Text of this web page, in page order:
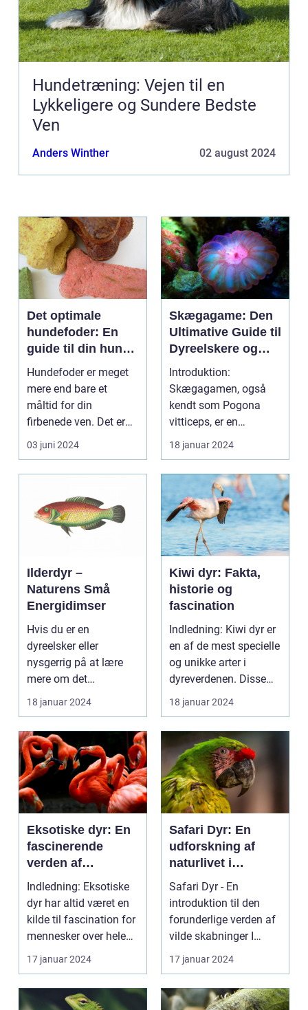
Hundetræning: Vejen til en
Lykkeligere og Sundere Bedste
Ven
Anders Winther 02 august 2024
Det optimale
hundefoder: En
guide til din hunds
ernæring
Hundefoder er meget
mere end bare et
måltid for din
firbenede ven. Det er
fundamentet for en
sund li...
03 juni 2024
Skægagame: Den
Ultimative Guide til
Dyreelskere og
Dyreejere
Introduktion:
Skægagamen, også
kendt som Pogona
vitticeps, er en
fascinerende
krybdyrart kendt for s...
18 januar 2024
Ilderdyr –
Naturens Små
Energidimser
Hvis du er en
dyreelsker eller
nysgerrig på at lære
mere om det
fascinerende dyrerige,
er ilderdyr e...
18 januar 2024
Kiwi dyr: Fakta,
historie og
fascination
Indledning: Kiwi dyr er
en af de mest specielle
og unikke arter i
dyreverdenen. Disse
fascinerende f...
18 januar 2024
Eksotiske dyr: En
fascinerende
verden af
sjældenhed og
skønhed
Indledning: Eksotiske
dyr har altid været en
kilde til fascination for
mennesker over hele
verden. ...
17 januar 2024
Safari Dyr: En
udforskning af
naturlivet i
øjenhøjde
Safari Dyr - En
introduktion til den
forunderlige verden af
vilde skabninger I
denne artikel tager ...
17 januar 2024